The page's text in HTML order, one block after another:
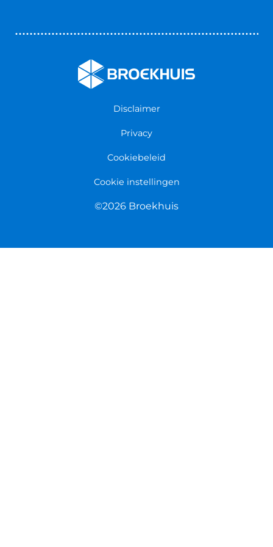
Nieuws & Blogs
Algemene voorwaarden
Disclaimer
Privacy
Cookiebeleid
Cookie instellingen
©2026 Broekhuis